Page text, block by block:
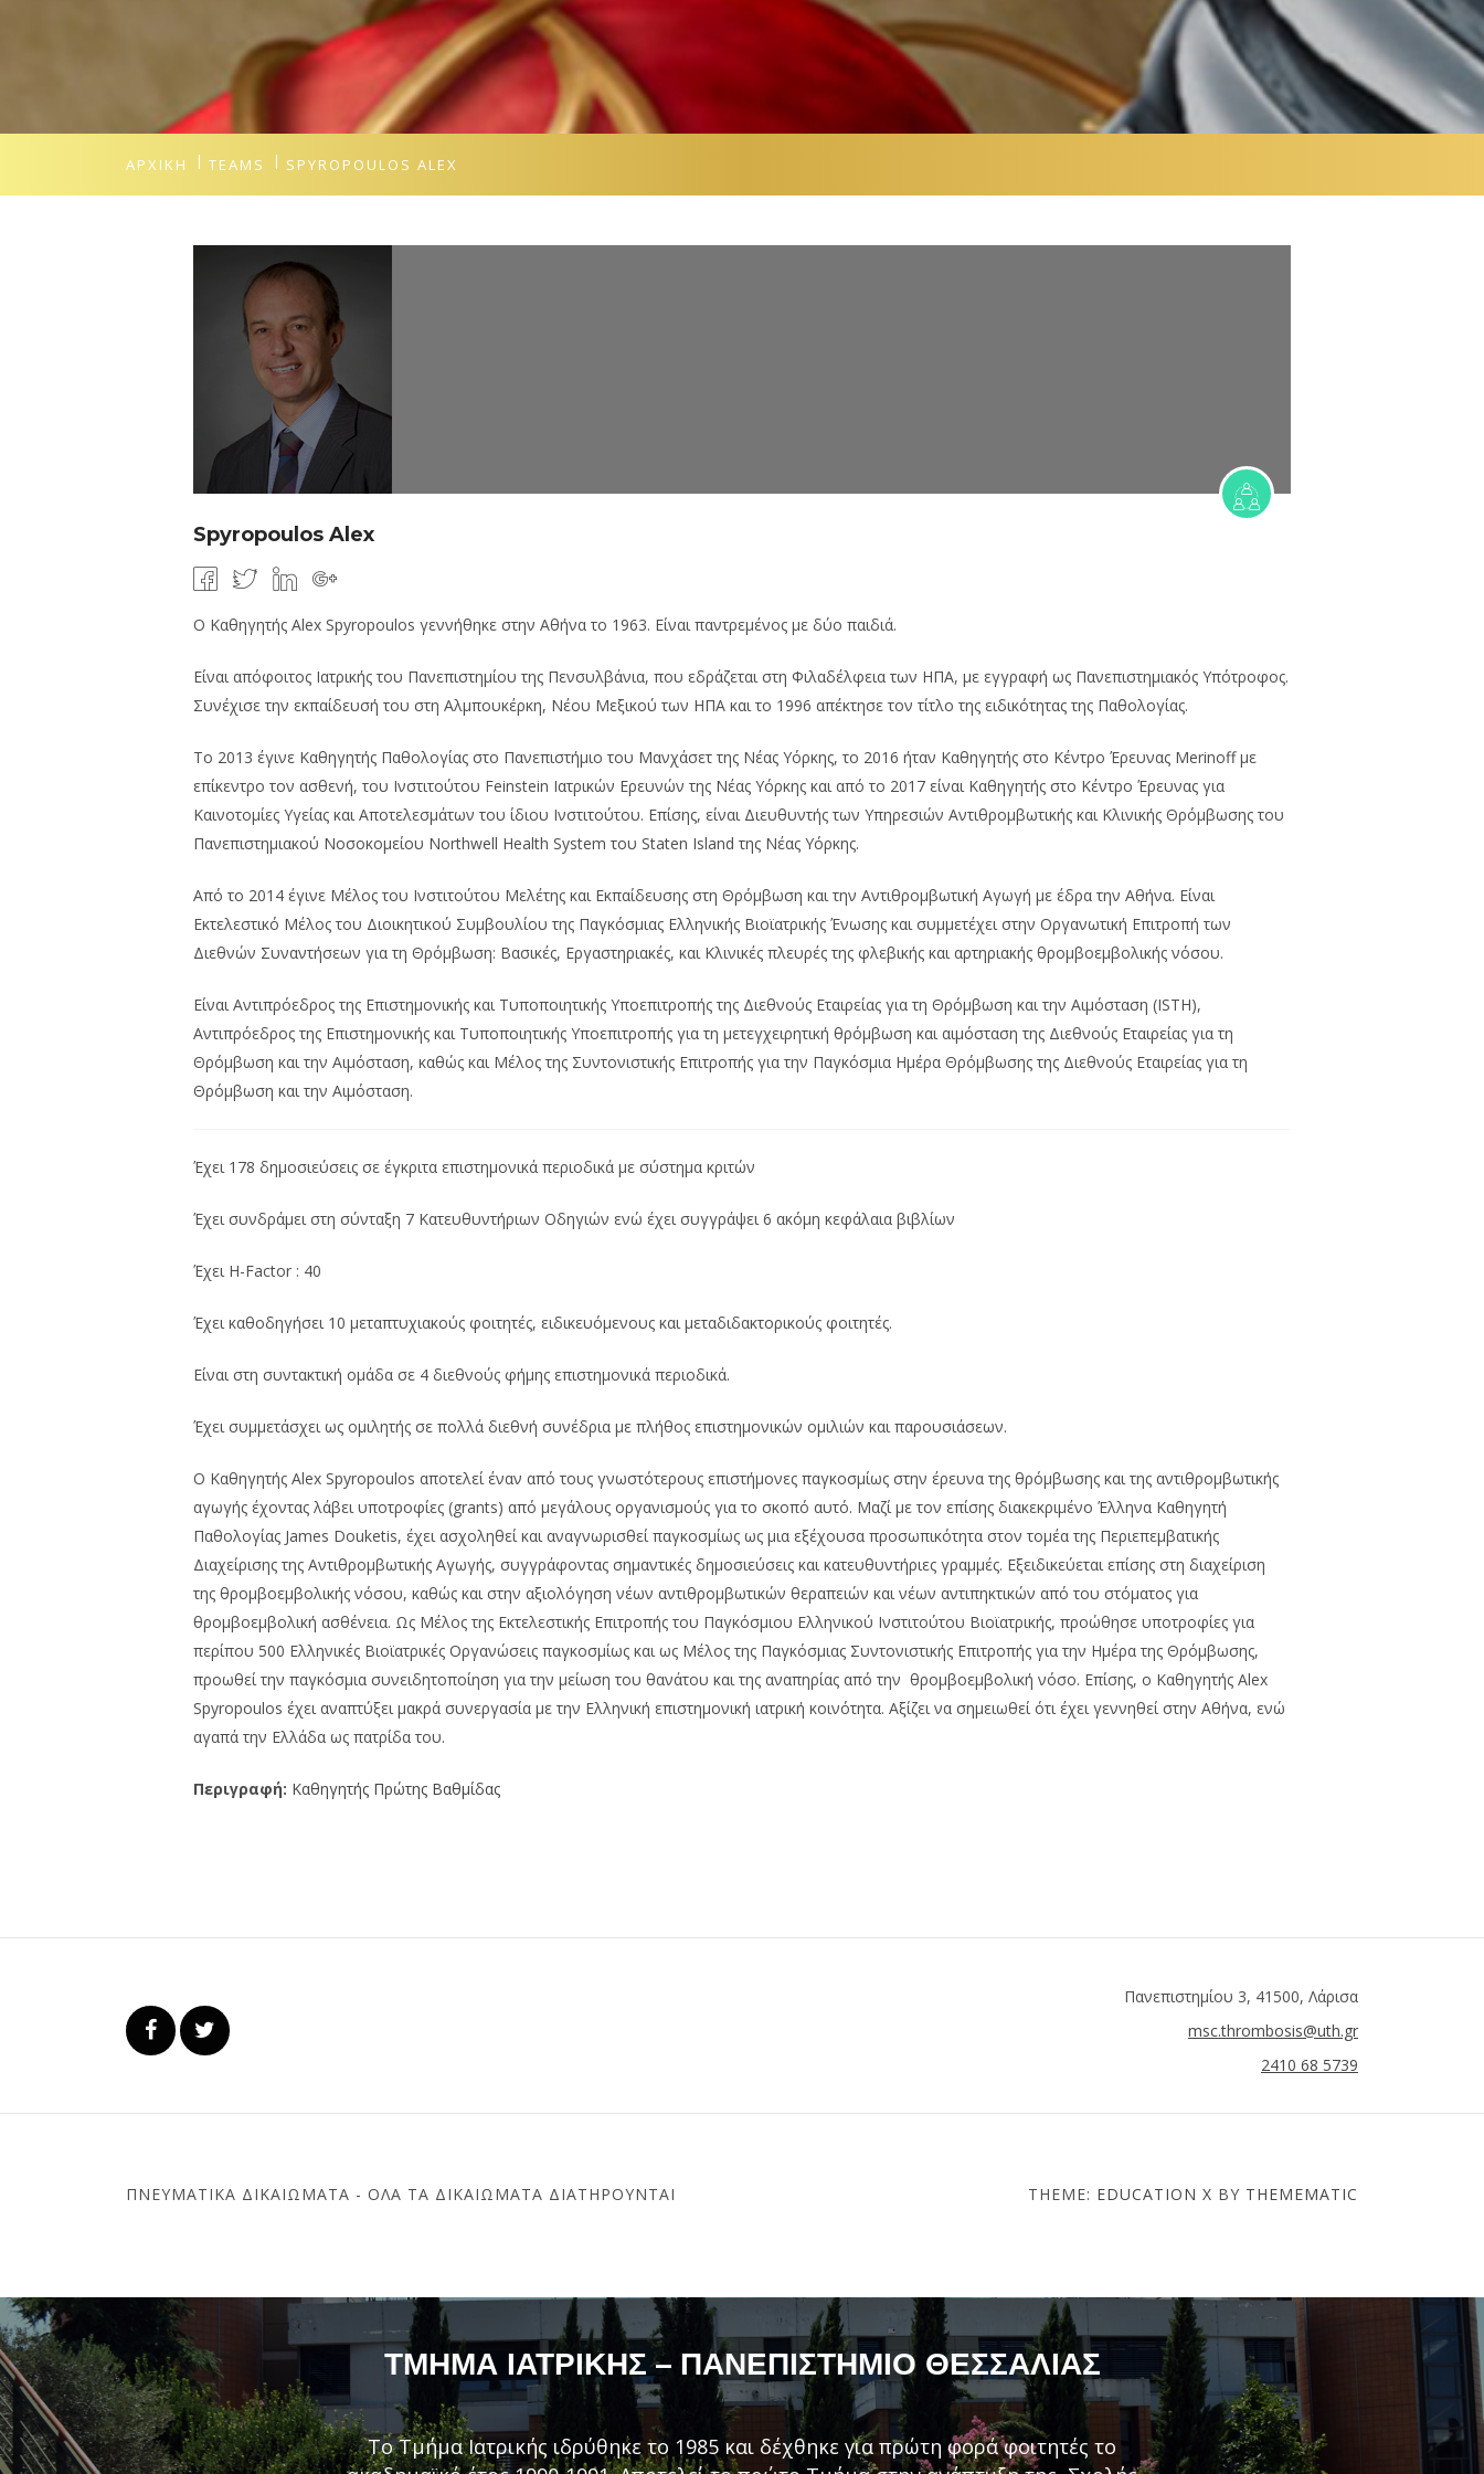
ΑΡΧΙΚΉ TEAMS SPYROPOULOS ALEX
Spyropoulos Alex
Ο Καθηγητής Alex Spyropoulos γεννήθηκε στην Αθήνα το 1963. Είναι παντρεμένος με δύο παιδιά.
Είναι απόφοιτος Ιατρικής του Πανεπιστημίου της Πενσυλβάνια, που εδράζεται στη Φιλαδέλφεια των ΗΠΑ, με εγγραφή ως Πανεπιστημιακός Υπότροφος.
Συνέχισε την εκπαίδευσή του στη Αλμπουκέρκη, Νέου Μεξικού των ΗΠΑ και το 1996 απέκτησε τον τίτλο της ειδικότητας της Παθολογίας.
Το 2013 έγινε Καθηγητής Παθολογίας στο Πανεπιστήμιο του Μανχάσετ της Nέας Υόρκης, το 2016 ήταν Καθηγητής στο Κέντρο Έρευνας Merinoff με
επίκεντρο τον ασθενή, του Ινστιτούτου Feinstein Ιατρικών Ερευνών της Νέας Υόρκης και από το 2017 είναι Καθηγητής στο Κέντρο Έρευνας για
Καινοτομίες Υγείας και Αποτελεσμάτων του ίδιου Ινστιτούτου. Επίσης, είναι Διευθυντής των Υπηρεσιών Αντιθρομβωτικής και Κλινικής Θρόμβωσης του
Πανεπιστημιακού Νοσοκομείου Northwell Health System του Staten Island της Nέας Υόρκης.
Από το 2014 έγινε Μέλος του Ινστιτούτου Μελέτης και Εκπαίδευσης στη Θρόμβωση και την Αντιθρομβωτική Αγωγή με έδρα την Αθήνα. Είναι
Εκτελεστικό Μέλος του Διοικητικού Συμβουλίου της Παγκόσμιας Ελληνικής Βιοϊατρικής Ένωσης και συμμετέχει στην Οργανωτική Επιτροπή των
Διεθνών Συναντήσεων για τη Θρόμβωση: Βασικές, Εργαστηριακές, και Κλινικές πλευρές της φλεβικής και αρτηριακής θρομβοεμβολικής νόσου.
Είναι Αντιπρόεδρος της Επιστημονικής και Τυποποιητικής Υποεπιτροπής της Διεθνούς Εταιρείας για τη Θρόμβωση και την Αιμόσταση (ISTH),
Αντιπρόεδρος της Επιστημονικής και Τυποποιητικής Υποεπιτροπής για τη μετεγχειρητική θρόμβωση και αιμόσταση της Διεθνούς Εταιρείας για τη
Θρόμβωση και την Αιμόσταση, καθώς και Μέλος της Συντονιστικής Επιτροπής για την Παγκόσμια Ημέρα Θρόμβωσης της Διεθνούς Εταιρείας για τη
Θρόμβωση και την Αιμόσταση.
Έχει 178 δημοσιεύσεις σε έγκριτα επιστημονικά περιοδικά με σύστημα κριτών
Έχει συνδράμει στη σύνταξη 7 Κατευθυντήριων Οδηγιών ενώ έχει συγγράψει 6 ακόμη κεφάλαια βιβλίων
Έχει H-Factor : 40
Έχει καθοδηγήσει 10 μεταπτυχιακούς φοιτητές, ειδικευόμενους και μεταδιδακτορικούς φοιτητές.
Είναι στη συντακτική ομάδα σε 4 διεθνούς φήμης επιστημονικά περιοδικά.
Έχει συμμετάσχει ως ομιλητής σε πολλά διεθνή συνέδρια με πλήθος επιστημονικών ομιλιών και παρουσιάσεων.
Ο Καθηγητής Alex Spyropoulos αποτελεί έναν από τους γνωστότερους επιστήμονες παγκοσμίως στην έρευνα της θρόμβωσης και της αντιθρομβωτικής
αγωγής έχοντας λάβει υποτροφίες (grants) από μεγάλους οργανισμούς για το σκοπό αυτό. Μαζί με τον επίσης διακεκριμένο Έλληνα Καθηγητή
Παθολογίας James Douketis, έχει ασχοληθεί και αναγνωρισθεί παγκοσμίως ως μια εξέχουσα προσωπικότητα στον τομέα της Περιεπεμβατικής
Διαχείρισης της Αντιθρομβωτικής Αγωγής, συγγράφοντας σημαντικές δημοσιεύσεις και κατευθυντήριες γραμμές. Εξειδικεύεται επίσης στη διαχείριση
της θρομβοεμβολικής νόσου, καθώς και στην αξιολόγηση νέων αντιθρομβωτικών θεραπειών και νέων αντιπηκτικών από του στόματος για
θρομβοεμβολική ασθένεια. Ως Μέλος της Εκτελεστικής Επιτροπής του Παγκόσμιου Ελληνικού Ινστιτούτου Βιοϊατρικής, προώθησε υποτροφίες για
περίπου 500 Ελληνικές Βιοϊατρικές Οργανώσεις παγκοσμίως και ως Μέλος της Παγκόσμιας Συντονιστικής Επιτροπής για την Ημέρα της Θρόμβωσης,
προωθεί την παγκόσμια συνειδητοποίηση για την μείωση του θανάτου και της αναπηρίας από την θρομβοεμβολική νόσο. Επίσης, ο Καθηγητής Alex
Spyropoulos έχει αναπτύξει μακρά συνεργασία με την Ελληνική επιστημονική ιατρική κοινότητα. Αξίζει να σημειωθεί ότι έχει γεννηθεί στην Αθήνα, ενώ
αγαπά την Ελλάδα ως πατρίδα του.
Περιγραφή: Καθηγητής Πρώτης Βαθμίδας
Πανεπιστημίου 3, 41500, Λάρισα
msc.thrombosis@uth.gr
2410 68 5739
ΠΝΕΥΜΑΤΙΚΆ ΔΙΚΑΙΏΜΑΤΑ - ΌΛΑ ΤΑ ΔΙΚΑΙΏΜΑΤΑ ΔΙΑΤΗΡΟΎΝΤΑΙ THEME: EDUCATION X BY THEMEMATIC
ΤΜΉΜΑ ΙΑΤΡΙΚΉΣ – ΠΑΝΕΠΙΣΤΉΜΙΟ ΘΕΣΣΑΛΊΑΣ
Το Τμήμα Ιατρικής ιδρύθηκε το 1985 και δέχθηκε για πρώτη φορά φοιτητές το